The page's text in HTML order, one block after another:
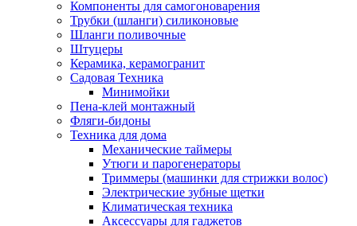
Компоненты для самогоноварения
Трубки (шланги) силиконовые
Шланги поливочные
Штуцеры
Керамика, керамогранит
Садовая Техника
Минимойки
Пена-клей монтажный
Фляги-бидоны
Техника для дома
Механические таймеры
Утюги и парогенераторы
Триммеры (машинки для стрижки волос)
Электрические зубные щетки
Климатическая техника
Аксессуары для гаджетов